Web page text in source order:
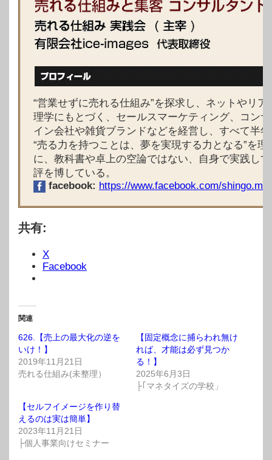
“営業せずに売れる仕組み”を探求し、ネットやリ
理学にもとづく、セールスマーケティング、コ
イン会社や雑貨ブランドなどを経営し、すべて半
“売る力を持つことは、夢を実現する力となる”を
に、教科書や卓上の空論ではない、自身で実践し
評を博している。
facebook: https://www.facebook.com/
共有:
X
Facebook
関連
626.【売上の最大化の逆を
いけ！】
2019年11月21日
売れる仕組み(未整理）
【固定概念に捕らわれ無け
れば、才能は必ず見つか
る！】
2025年6月3日
├｢マネタイズの学校」
【セルフイメージを作り替
えるのは実は簡単】
2023年11月21日
├個人事業向けセミナー